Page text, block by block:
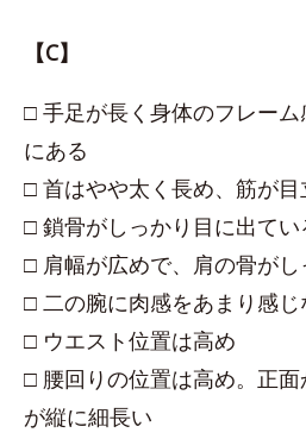
【C】
□ 手足が長く身体のフレー
にある
□ 首はやや太く長め、筋が目
□ 鎖骨がしっかり目に出てい
□ 肩幅が広めで、肩の骨が
□ 二の腕に肉感をあまり感じ
□ ウエスト位置は高め
□ 腰回りの位置は高め。正
が縦に細長い